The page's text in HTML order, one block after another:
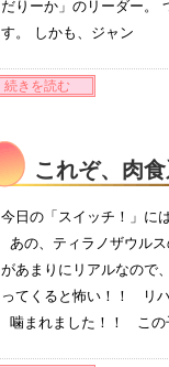
だりーか」のリーダー。
す。 しかも、ジャン
続きを読む
これぞ、肉
今日の「スイッチ！」に
あの、ティラノザウル
があまりにリアルなので
ってくると怖い！！ リ
噛まれました！！ この